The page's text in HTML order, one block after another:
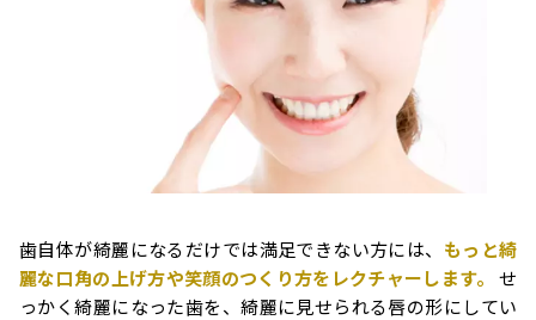
歯自体が綺麗になるだけでは満足できない方には、 もっと綺
麗な口角の上げ方や笑顔のつくり方をレクチャーします。
せ
っかく綺麗になった歯を、綺麗に見せられる唇の形にしてい